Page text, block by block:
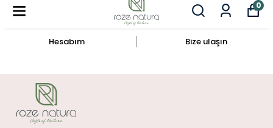
0
Hesabım Bize ulaşın